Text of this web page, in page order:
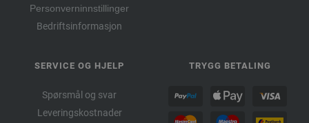
Personverninnstillinger
Bedriftsinformasjon
SERVICE OG HJELP
Spørsmål og svar
Leveringskostnader
TRYGG BETALING